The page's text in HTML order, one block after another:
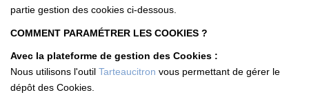
partie gestion des cookies ci-dessous.
COMMENT PARAMÉTRER LES COOKIES ?
Avec la plateforme de gestion des Cookies :
Nous utilisons l'outil Tarteaucitron vous permettant de gérer le
dépôt des Cookies.